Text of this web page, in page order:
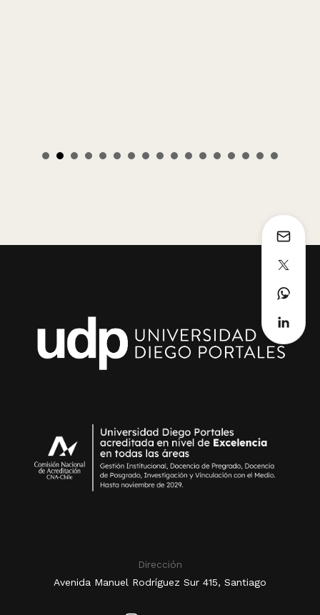
Dirección
Avenida Manuel Rodríguez Sur 415, Santiago